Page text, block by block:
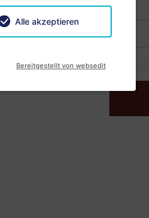
Kinder
Alle akzeptieren
Bereitgestellt von websedit